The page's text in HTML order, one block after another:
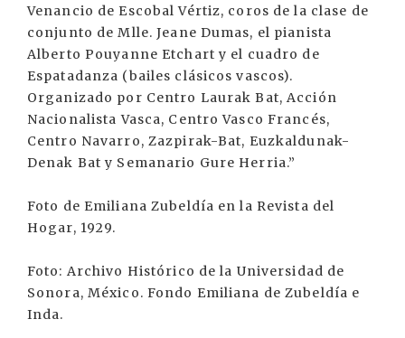
Venancio de Escobal Vértiz, coros de la clase de
conjunto de Mlle. Jeane Dumas, el pianista
Alberto Pouyanne Etchart y el cuadro de
Espatadanza (bailes clásicos vascos).
Organizado por Centro Laurak Bat, Acción
Nacionalista Vasca, Centro Vasco Francés,
Centro Navarro, Zazpirak-Bat, Euzkaldunak-
Denak Bat y Semanario Gure Herria.”
Foto de Emiliana Zubeldía en la Revista del
Hogar, 1929.
Foto: Archivo Histórico de la Universidad de
Sonora, México. Fondo Emiliana de Zubeldía e
Inda.